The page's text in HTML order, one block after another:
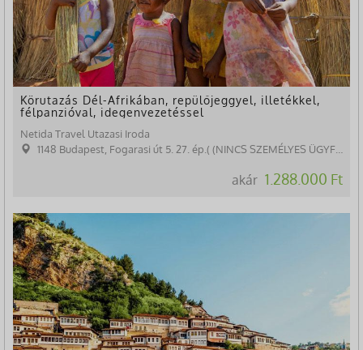
Körutazás Dél-Afrikában, repülőjeggyel, illetékkel,
félpanzióval, idegenvezetéssel
Netida Travel Utazasi Iroda
1148 Budapest, Fogarasi út 5. 27. ép.( (NINCS SZEMÉLYES ÜGYFÉLFOGADÁS)
akár 1.288.000 Ft